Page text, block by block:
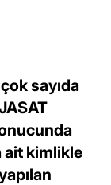
sayıda
ait kimlikle